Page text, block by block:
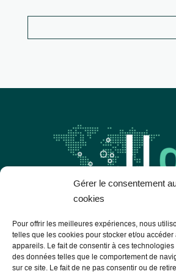
Gérer le consentement
cookies
Pour offrir les meilleures expériences, nous
telles que les cookies pour stocker et/ou
appareils. Le fait de consentir à ces
des données telles que le comportement de
sur ce site. Le fait de ne pas consentir ou de
Les Libres Géographes